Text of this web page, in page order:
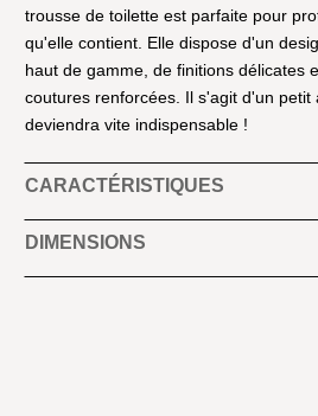
trousse de toilette est parfaite pour
qu'elle contient. Elle dispose d'un
haut de gamme, de finitions délicates
coutures renforcées. Il s'agit d'un petit
deviendra vite indispensable !
CARACTÉRISTIQUES
DIMENSIONS